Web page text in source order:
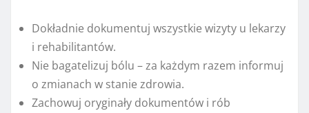
Dokładnie dokumentuj wszystkie wizyty u lekarzy
i rehabilitantów.
Nie bagatelizuj bólu – za każdym razem informuj
o zmianach w stanie zdrowia.
Zachowuj oryginały dokumentów i rób